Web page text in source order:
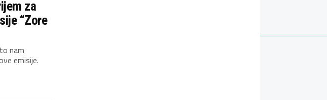
za
“Zore
nam
emisije.